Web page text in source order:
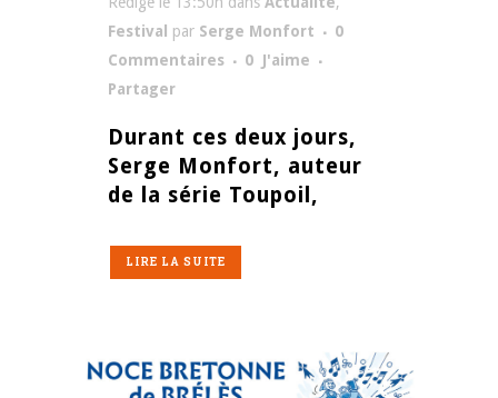
Festival
par Serge Monfort
0
Commentaires
0 J'aime
Partager
Durant ces deux jours,
Serge Monfort, auteur
de la série Toupoil,
LIRE LA SUITE